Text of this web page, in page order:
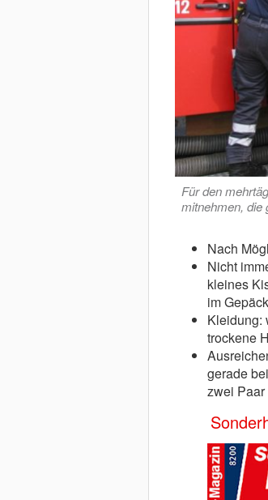
Für den
mitnehmen, die
Nach
Nicht
kleines
im
Kleidung:
trockene
gerade
zwei